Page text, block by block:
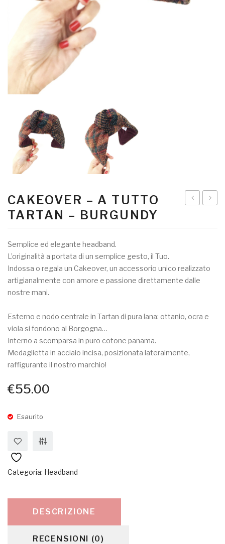
Burgundy
CAKEOVER – A TUTTO
TARTAN – BURGUNDY
Semplice ed elegante headband.
L’originalità a portata di un semplice gesto, il Tuo.
Indossa o regala un Cakeover, un accessorio unico realizzato
artigianalmente con amore e passione direttamente dalle
nostre mani.
Esterno e nodo centrale in Tartan di pura lana: ottanio, ocra e
viola si fondono al Borgogna…
Interno a scomparsa in puro cotone panama.
Medaglietta in acciaio incisa, posizionata lateralmente,
raffigurante il nostro marchio!
€55.00
Esaurito
Categoria: Headband
DESCRIZIONE
RECENSIONI (0)